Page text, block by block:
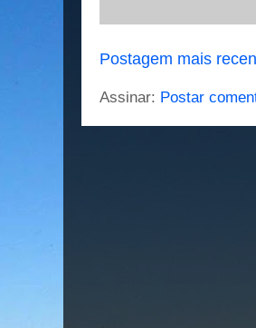
Postagem mais
Assinar: Postar